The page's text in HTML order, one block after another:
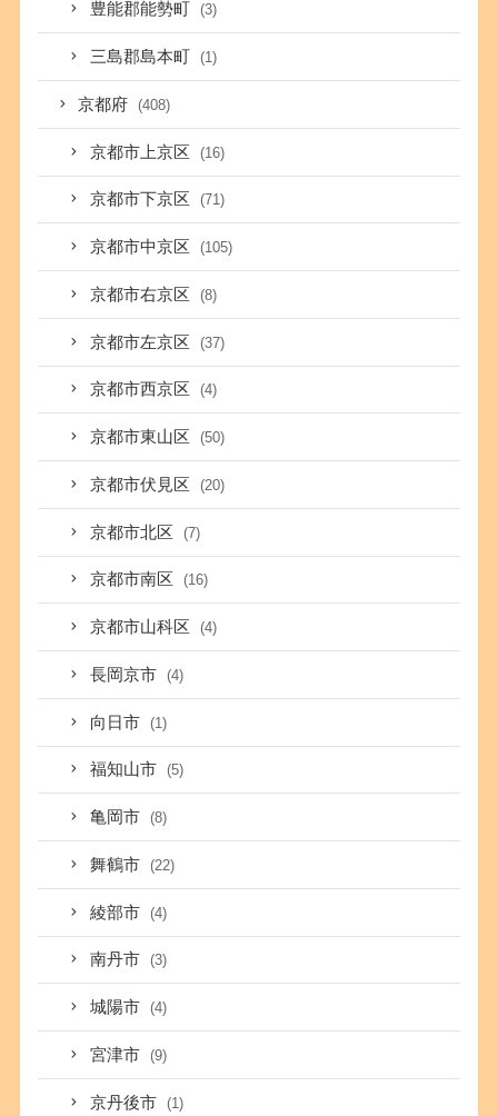
豊能郡能勢町 (3)
三島郡島本町 (1)
京都府 (408)
京都市上京区 (16)
京都市下京区 (71)
京都市中京区 (105)
京都市右京区 (8)
京都市左京区 (37)
京都市西京区 (4)
京都市東山区 (50)
京都市伏見区 (20)
京都市北区 (7)
京都市南区 (16)
京都市山科区 (4)
長岡京市 (4)
向日市 (1)
福知山市 (5)
亀岡市 (8)
舞鶴市 (22)
綾部市 (4)
南丹市 (3)
城陽市 (4)
宮津市 (9)
京丹後市 (1)